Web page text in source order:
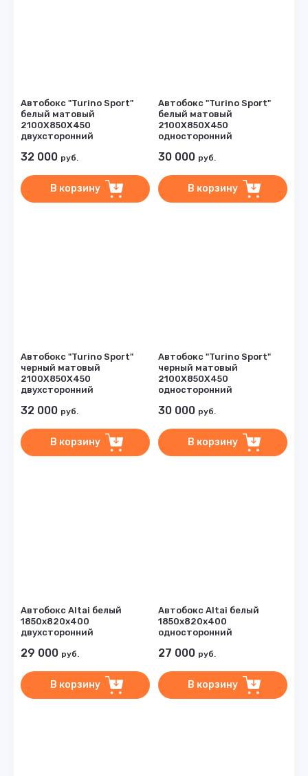
Автобокс "Turino Sport"
белый матовый
2100Х850Х450
двухсторонний
32 000 руб.
В корзину
Автобокс "Turino Sport"
белый матовый
2100Х850Х450
односторонний
30 000 руб.
В корзину
Автобокс "Turino Sport"
черный матовый
2100Х850Х450
двухсторонний
32 000 руб.
В корзину
Автобокс "Turino Sport"
черный матовый
2100Х850Х450
односторонний
30 000 руб.
В корзину
Автобокс Altai белый
1850х820х400
двухсторонний
29 000 руб.
В корзину
Автобокс Altai белый
1850х820х400
односторонний
27 000 руб.
В корзину